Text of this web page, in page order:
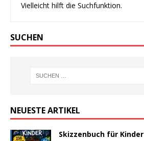
Vielleicht hilft die Suchfunktion.
SUCHEN
NEUESTE ARTIKEL
Skizzenbuch für Kinder